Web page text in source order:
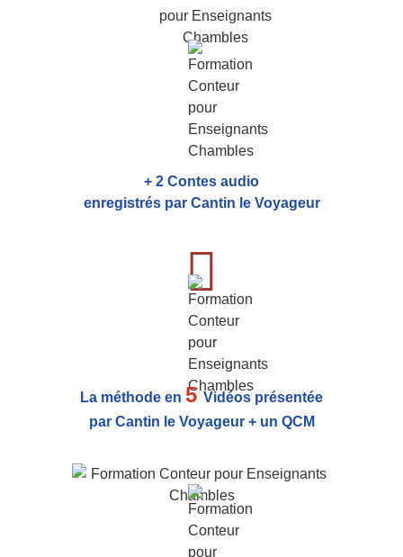
+ 2 Contes audio
enregistrés par Cantin le Voyageur
La méthode en 5Vidéos présentée
par Cantin le Voyageur + un QCM